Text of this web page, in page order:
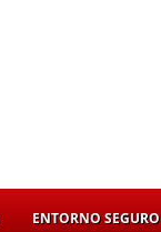
ENTORNO SEGURO